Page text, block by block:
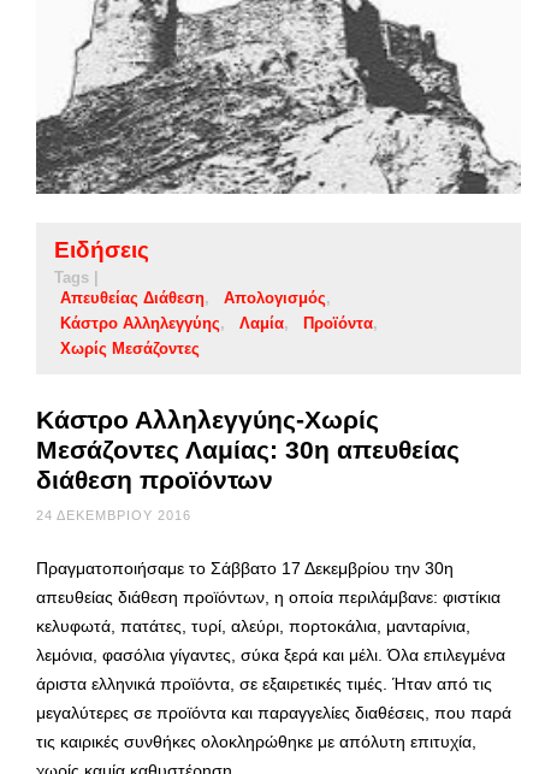
Ειδήσεις
Tags |
Απευθείας Διάθεση
Απολογισμός
Κάστρο Αλληλεγγύης
Λαμία
Προϊόντα
Χωρίς Μεσάζοντες
Κάστρο Αλληλεγγύης-Χωρίς
Μεσάζοντες Λαμίας: 30η απευθείας
διάθεση προϊόντων
24 ΔΕΚΕΜΒΡΊΟΥ 2016
Πραγματοποιήσαμε το Σάββατο 17 Δεκεμβρίου την 30η
απευθείας διάθεση προϊόντων, η οποία περιλάμβανε: φιστίκια
κελυφωτά, πατάτες, τυρί, αλεύρι, πορτοκάλια, μανταρίνια,
λεμόνια, φασόλια γίγαντες, σύκα ξερά και μέλι. Όλα επιλεγμένα
άριστα ελληνικά προϊόντα, σε εξαιρετικές τιμές. Ήταν από τις
μεγαλύτερες σε προϊόντα και παραγγελίες διαθέσεις, που παρά
τις καιρικές συνθήκες ολοκληρώθηκε με απόλυτη επιτυχία,
χωρίς καμία καθυστέρηση. …